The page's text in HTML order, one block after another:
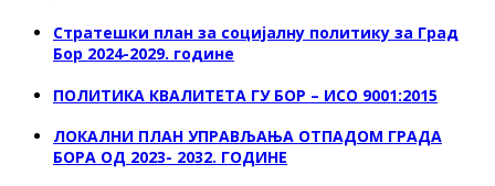
Стратешки план за социјалну политику за Град
Бор 2024-2029. године
ПОЛИТИКА КВАЛИТЕТА ГУ БОР – ИСО 9001:2015
ЛОКАЛНИ ПЛАН УПРАВЉАЊА ОТПАДОМ ГРАДА
БОРА ОД 2023- 2032. ГОДИНЕ